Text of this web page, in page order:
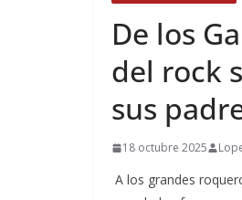
​De los
del rock
sus
18 octubre 2025
A los grandes